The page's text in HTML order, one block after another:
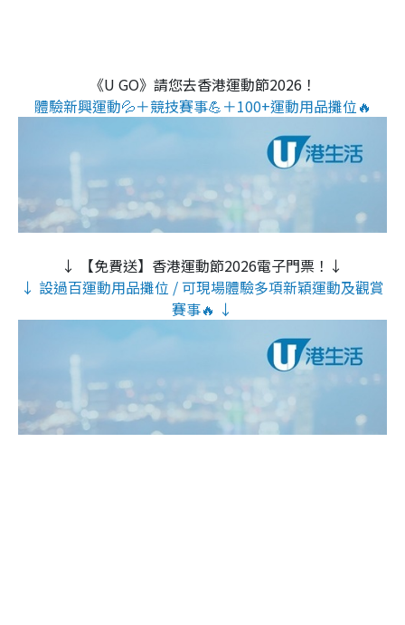
《U GO》請您去香港運動節2026！
體驗新興運動💦＋競技賽事💪＋100+運動用品攤位🔥
↓ 【免費送】香港運動節2026電子門票！↓
↓ 設過百運動用品攤位 / 可現場體驗多項新穎運動及觀賞
賽事🔥 ↓